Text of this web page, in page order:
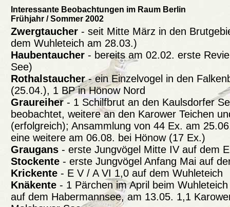
Interessante Beobachtungen im Raum Berlin
Frühjahr / Sommer 2002
Zwergtaucher - seit Mitte März in den
dem Wuhleteich am 28.03.)
Haubentaucher - bereits am 02.02. erste
See)
Rothalstaucher- ein Einzelvogel in den
(25.04.), 1 BP in Hönow Nord
Graureiher- 1 Schilfbrut an den Kaulsdorfer
beobachtet, weitere an den Karower Teichen
(erfolgreich); Ansammlung von 44 Ex. am
eine weitere am 06.08. bei Hönow (17 Ex.)
Graugans - erste Jungvögel Mitte IV auf dem
Stockente - erste Jungvögel Anfang Mai auf
Krickente - E V / A VI 1,0 auf dem Wuhleteich
Knäkente - 1 Pärchen im April beim
auf dem Habermannsee, am 13.05. 1,1